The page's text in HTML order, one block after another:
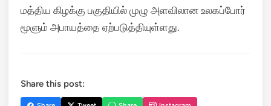
மத்திய கிழக்கு பகுதியில் முழு அளவிலான உலகப்போர்
மூளும் அபாயத்தை ஏற்படுத்தியுள்ளது.
Share this post: